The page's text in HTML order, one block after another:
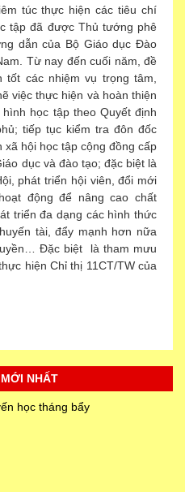
túc thực hiện các tiêu chí
tập đã được Thủ tướng phê
dẫn của Bộ Giáo dục Đào
Từ nay đến cuối năm, đề
các nhiệm vụ trọng tâm,
việc thực hiện và hoàn thiện
học tập theo Quyết định
tiếp tục kiểm tra đôn đốc
hội học tập cộng đồng cấp
dục và đào tạo; đặc biệt là
phát triển hội viên, đổi mới
động để nâng cao chất
triển đa dạng các hình thức
tài, đẩy mạnh hơn nữa
Đặc biệt là tham mưu
hiện Chỉ thị 11CT/TW của
NHẤT
học tháng bẩy